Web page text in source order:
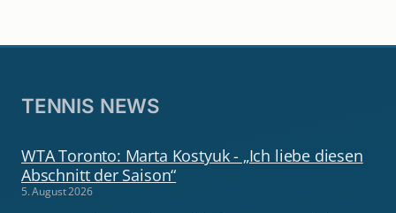
TENNIS NEWS
WTA Toronto: Marta Kostyuk - „Ich liebe diesen
Abschnitt der Saison“
5. August 2026